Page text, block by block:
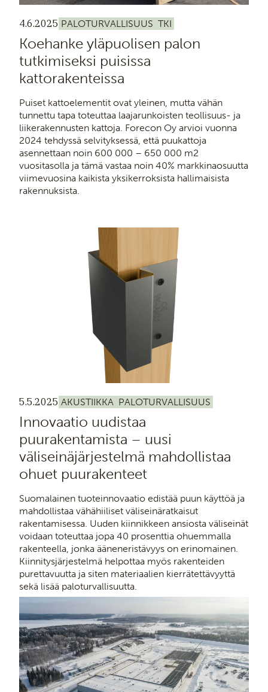
4.6.2025 PALOTURVALLISUUS TKI
Koehanke yläpuolisen palon
tutkimiseksi puisissa
kattorakenteissa
Puiset kattoelementit ovat yleinen, mutta vähän
tunnettu tapa toteuttaa laajarunkoisten teollisuus- ja
liikerakennusten kattoja. Forecon Oy arvioi vuonna
2024 tehdyssä selvityksessä, että puukattoja
asennettaan noin 600 000 – 650 000 m2
vuositasolla ja tämä vastaa noin 40% markkinaosuutta
viimevuosina kaikista yksikerroksista hallimaisista
rakennuksista.
5.5.2025 AKUSTIIKKA PALOTURVALLISUUS
Innovaatio uudistaa
puurakentamista – uusi
väliseinäjärjestelmä mahdollistaa
ohuet puurakenteet
Suomalainen tuoteinnovaatio edistää puun käyttöä ja
mahdollistaa vähähiiliset väliseinäratkaisut
rakentamisessa. Uuden kiinnikkeen ansiosta väliseinät
voidaan toteuttaa jopa 40 prosenttia ohuemmalla
rakenteella, jonka ääneneristävyys on erinomainen.
Kiinnitysjärjestelmä helpottaa myös rakenteiden
purettavuutta ja siten materiaalien kierrätettävyyttä
sekä lisää paloturvallisuutta.